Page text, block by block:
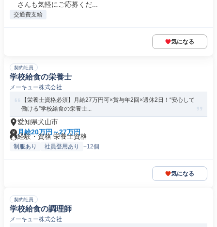
さんも気軽にご応募くだ...
交通費支給
気になる
契約社員
学校給食の栄養士
メーキュー株式会社
【栄養士資格必須】月給27万円可×賞与年2回×週休2日！“安心して
働ける”学校給食の栄養士...
愛知県犬山市
月給20万円～27万円
経験・資格 栄養士資格
制服あり 社員登用あり +12個
気になる
契約社員
学校給食の調理師
メーキュー株式会社